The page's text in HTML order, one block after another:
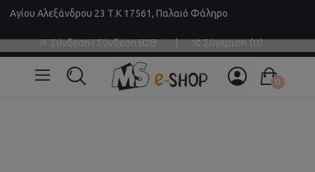
Αγίου Αλεξάνδρου 23 Τ.Κ 17561, Παλαιό Φάληρο
Σύνδεση | Σύνδεση B2B Σύγκριση 0
0